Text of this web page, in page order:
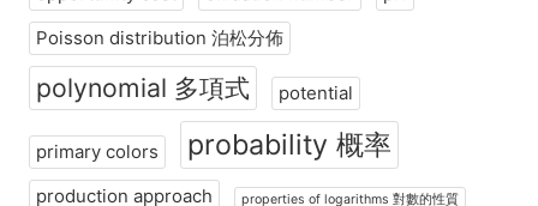
Poisson distribution 泊松分佈
polynomial 多項式 potential
primary colors probability 概率
production approach properties of logarithms 對數的性質